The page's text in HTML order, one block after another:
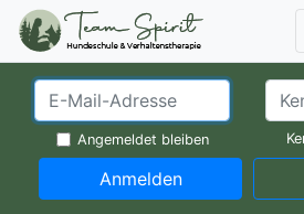
Angemeldet bleiben
Anmelden